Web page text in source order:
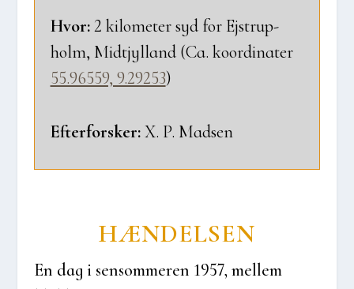
Hvor:2 kilo­me­ter syd for Ejstrup­
holm, Midtjyl­land(Ca. koor­di­na­ter
55.96559, 9.29253)
Efter­for­sker:X. P. Mad­sen
HÆN­DEL­SEN
En dag i sen­som­me­ren 1957, mel­lem